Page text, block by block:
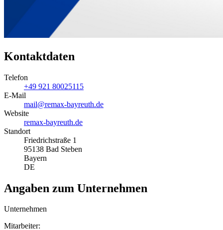
Kontaktdaten
Telefon
+49 921 80025115
E-Mail
mail@remax-bayreuth.de
Website
remax-bayreuth.de
Standort
Friedrichstraße 1
95138 Bad Steben
Bayern
DE
Angaben zum Unternehmen
Unternehmen
Mitarbeiter: